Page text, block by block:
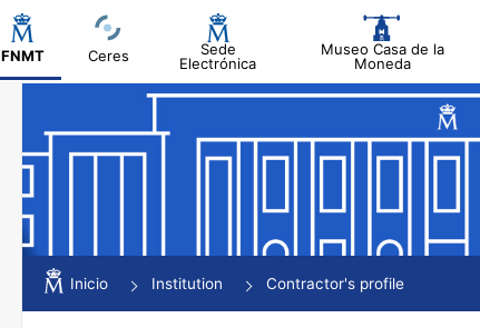
FNMT Ceres
Sede
Electrónica
Museo Casa de la
Moneda
Show/Hide
Inicio Institution Contractor's profile